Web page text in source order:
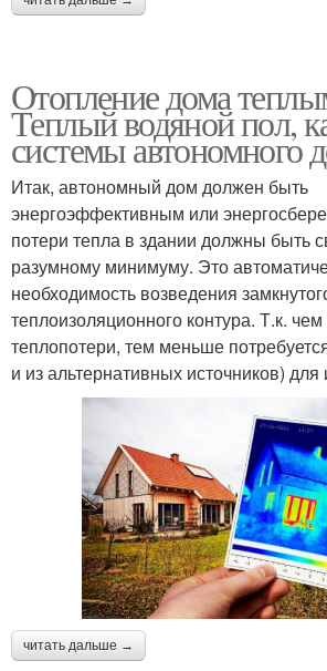
Отопление дома
Теплый водяной пол,
системы автономного
Итак, автономный дом должен быть
энергоэффективным или
потери тепла в здании должны быть
разумному минимуму. Это
необходимость возведения
теплоизоляционного контура. Т.к.
теплопотери, тем меньше
и из альтернативных источников)
читать дальше →